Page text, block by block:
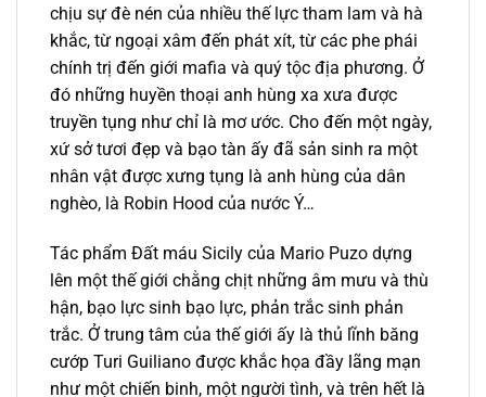
chịu sự đè nén của nhiều thế lực tham lam và hà
khắc, từ ngoại xâm đến phát xít, từ các phe phái
chính trị đến giới mafia và quý tộc địa phương. Ở
đó những huyền thoại anh hùng xa xưa được
truyền tụng như chỉ là mơ ước. Cho đến một ngày,
xứ sở tươi đẹp và bạo tàn ấy đã sản sinh ra một
nhân vật được xưng tụng là anh hùng của dân
nghèo, là Robin Hood của nước Ý…
Tác phẩm Đất máu Sicily của Mario Puzo dựng
lên một thế giới chằng chịt những âm mưu và thù
hận, bạo lực sinh bạo lực, phản trắc sinh phản
trắc. Ở trung tâm của thế giới ấy là thủ lĩnh băng
cướp Turi Guiliano được khắc họa đầy lãng mạn
như một chiến binh, một người tình, và trên hết là